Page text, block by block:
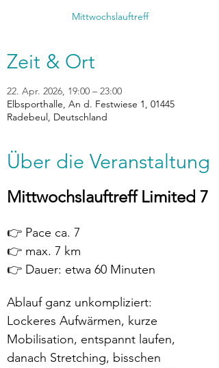
Mittwochslauftreff
Zeit & Ort
22. Apr. 2026, 19:00 – 23:00
Elbsporthalle, An d. Festwiese 1, 01445
Radebeul, Deutschland
Über die Veranstaltung
Mittwochslauftreff Limited 7
👉 Pace ca. 7
👉 max. 7 km
👉 Dauer: etwa 60 Minuten
Ablauf ganz unkompliziert:
Lockeres Aufwärmen, kurze
Mobilisation, entspannt laufen,
danach Stretching, bisschen